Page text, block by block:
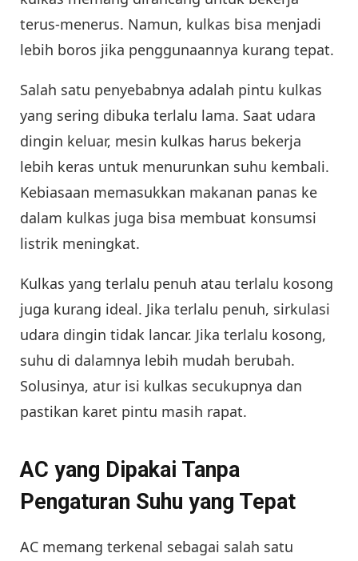
terus-menerus. Namun, kulkas bisa menjadi
lebih boros jika penggunaannya kurang tepat.
Salah satu penyebabnya adalah pintu kulkas
yang sering dibuka terlalu lama. Saat udara
dingin keluar, mesin kulkas harus bekerja
lebih keras untuk menurunkan suhu kembali.
Kebiasaan memasukkan makanan panas ke
dalam kulkas juga bisa membuat konsumsi
listrik meningkat.
Kulkas yang terlalu penuh atau terlalu kosong
juga kurang ideal. Jika terlalu penuh, sirkulasi
udara dingin tidak lancar. Jika terlalu kosong,
suhu di dalamnya lebih mudah berubah.
Solusinya, atur isi kulkas secukupnya dan
pastikan karet pintu masih rapat.
AC yang Dipakai Tanpa
Pengaturan Suhu yang Tepat
AC memang terkenal sebagai salah satu